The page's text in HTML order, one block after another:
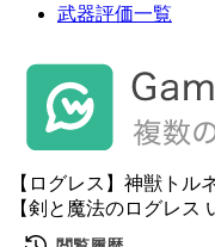
武器評価一覧
【ログレス】神獣ト
【剣と魔法のログレス